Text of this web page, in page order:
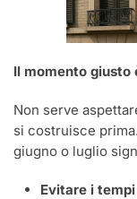
Il momento giusto
Non serve
si costruisce
giugno o luglio
Evitare i